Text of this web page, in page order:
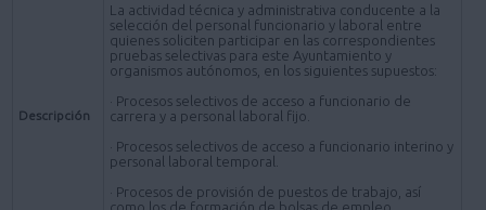
Descripción
La actividad técnica y administrativa conducente a la
selección del personal funcionario y laboral entre
quienes soliciten participar en las correspondientes
pruebas selectivas para este Ayuntamiento y
organismos autónomos, en los siguientes supuestos:
· Procesos selectivos de acceso a funcionario de
carrera y a personal laboral fijo.
· Procesos selectivos de acceso a funcionario interino y
personal laboral temporal.
· Procesos de provisión de puestos de trabajo, así
como los de formación de bolsas de empleo